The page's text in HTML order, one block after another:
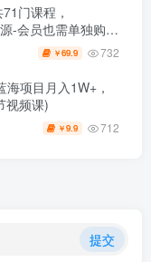
门课程，
-会员也需单独购买
￥69.9 732
项目月入1W+，
视频课)
￥9.9 712
提交